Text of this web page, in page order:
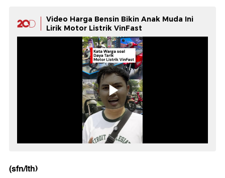
Video Harga Bensin Bikin Anak Muda Ini
Lirik Motor Listrik VinFast
(sfn/lth)